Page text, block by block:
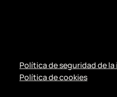
Política de seguridad de
Política de cookies